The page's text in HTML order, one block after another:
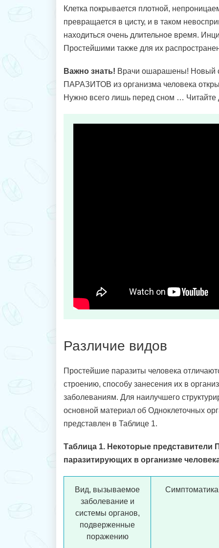
Клетка покрывается плотной,
превращается в цисту, и в таком
находиться очень длительное время.
Простейшими также для их
Важно знать! Врачи ошарашены! Новый
ПАРАЗИТОВ из организма человека
Нужно всего лишь перед сном … Читайте
Различие видов
Простейшие паразиты человека
строению, способу занесения их в
заболеваниям. Для наилучшего
основной материал об Одноклеточных
представлен в Таблице 1.
Таблица 1. Некоторые представители
паразитирующих в организме
Вид, вызываемое
заболевание и
системы органов,
подверженные
поражению
Симптоматика